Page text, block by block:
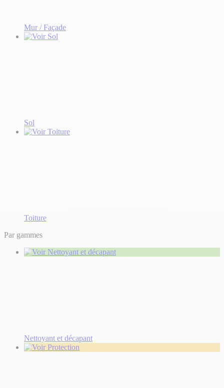
Mur / Façade
Sol
Toiture
Par gammes
Nettoyant et décapant